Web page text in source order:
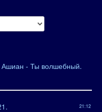
Ашиан - Ты волшебный.
21:12